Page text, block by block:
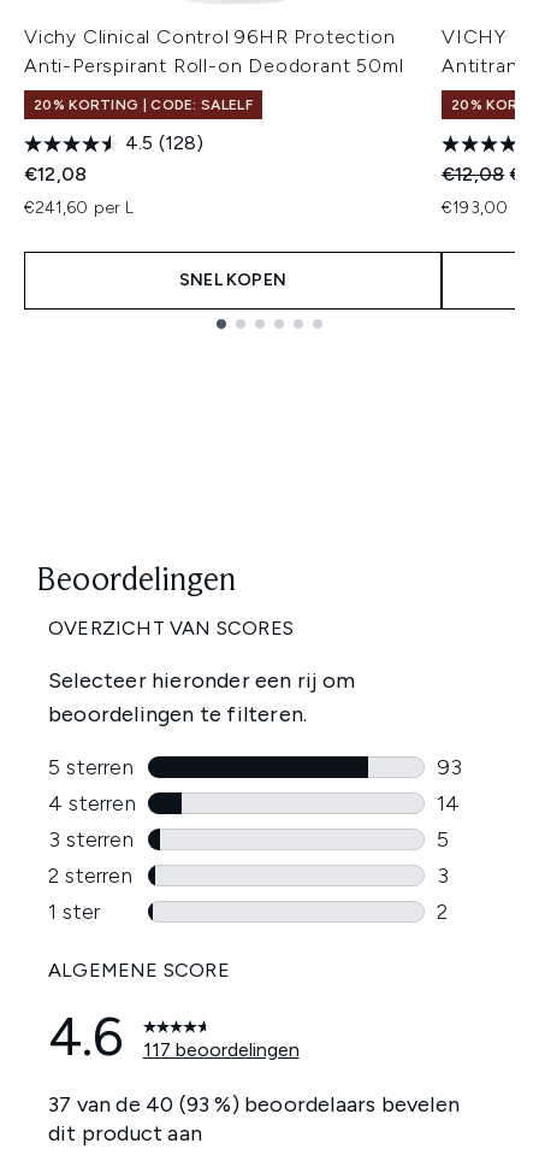
Vichy Clinical Control 96HR Protection
Anti-Perspirant Roll-on Deodorant 50ml
20% KORTING | CODE: SALELF
4.5 (128)
€12,08
€241,60 per L
SNEL KOPEN
VICHY
20%
€12,08
€193,00